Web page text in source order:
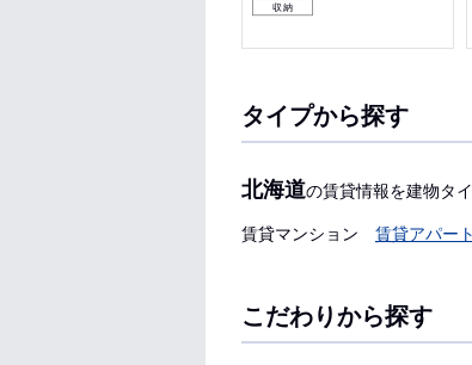
収納
タイプから探す
北海道の賃貸情報を建物タ
賃貸マンション 賃貸アパート
こだわりから探す